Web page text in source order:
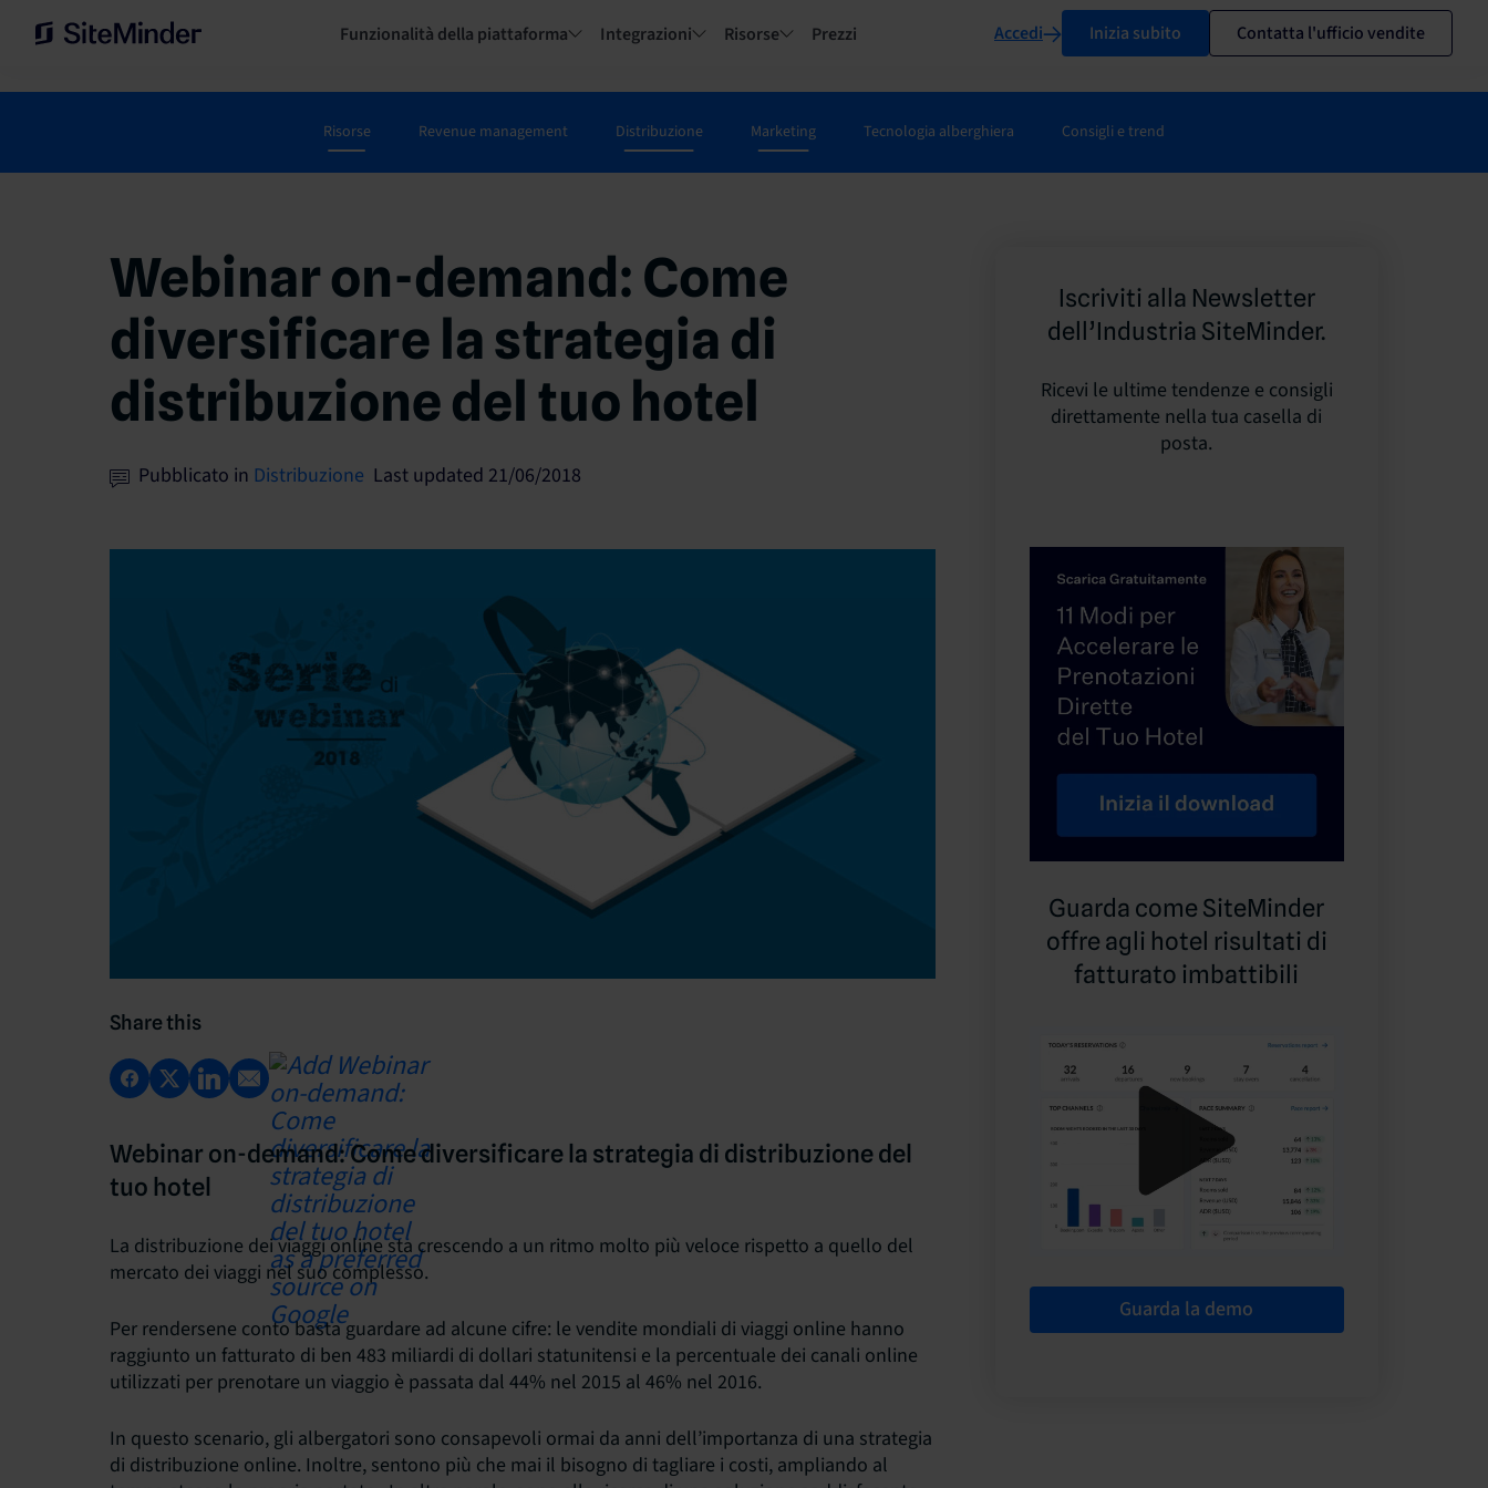
Funzionalità della piattaforma Integrazioni Risorse Prezzi Accedi Inizia subito Contatta l'ufficio vendite
Risorse Revenue management Distribuzione Marketing Tecnologia alberghiera Consigli e trend
Webinar on-demand: Come
diversificare la strategia di
distribuzione del tuo hotel
Pubblicato in Distribuzione Last updated 21/06/2018
Share this
Webinar on-demand: Come diversificare la strategia di distribuzione del
tuo hotel
La distribuzione dei viaggi online sta crescendo a un ritmo molto più veloce rispetto a quello del
mercato dei viaggi nel suo complesso.
Per rendersene conto basta guardare ad alcune cifre: le vendite mondiali di viaggi online hanno
raggiunto un fatturato di ben 483 miliardi di dollari statunitensi e la percentuale dei canali online
utilizzati per prenotare un viaggio è passata dal 44% nel 2015 al 46% nel 2016.
In questo scenario, gli albergatori sono consapevoli ormai da anni dell’importanza di una strategia
di distribuzione online. Inoltre, sentono più che mai il bisogno di tagliare i costi, ampliando al
Iscriviti alla Newsletter
dell’Industria SiteMinder.
Ricevi le ultime tendenze e consigli
direttamente nella tua casella di
posta.
Guarda come SiteMinder
offre agli hotel risultati di
fatturato imbattibili
Guarda la demo